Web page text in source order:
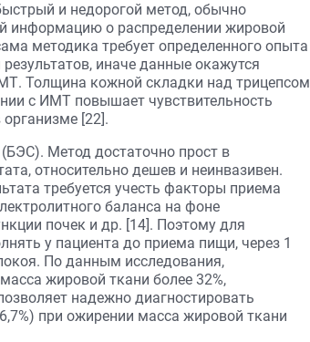
и недорогой метод, обычно
информацию о распределении жировой
методика требует определенного опыта
иначе данные окажутся
Толщина кожной складки над трицепсом
с ИМТ повышает чувствительность
[22].
Метод достаточно прост в
относительно дешев и неинвазивен.
требуется учесть факторы приема
баланса на фоне
почек и др. [14]. Поэтому для
у пациента до приема пищи, через 1
По данным исследования,
жировой ткани более 32%,
надежно диагностировать
при ожирении масса жировой ткани